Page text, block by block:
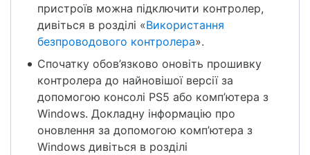
пристроїв можна підключити контролер,
дивіться в розділі «Використання
безпроводового контролера».
Спочатку обов’язково оновіть прошивку
контролера до найновішої версії за
допомогою консолі PS5 або комп’ютера з
Windows. Докладну інформацію про
оновлення за допомогою комп’ютера з
Windows дивіться в розділі